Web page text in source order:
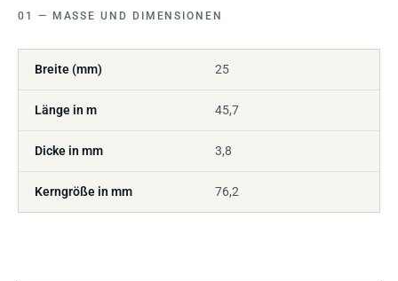
MASSE UND DIMENSIONEN
Breite (mm) 25
Länge in m 45,7
Dicke in mm 3,8
Kerngröße in mm 76,2